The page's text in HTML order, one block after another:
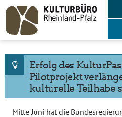
Skip
content
Erfolg des
Pilotprojekt
kulturelle Teilhabe
Mitte Juni hat die